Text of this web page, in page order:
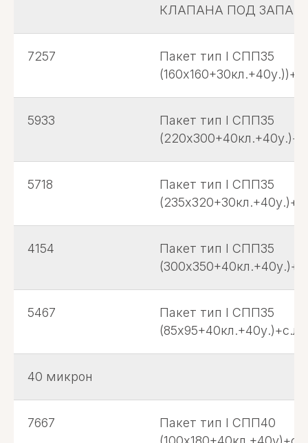
КЛАПАНА ПОД
7257
Пакет тип I СПП35
5933
Пакет тип I СПП35
5718
Пакет тип I СПП35
4154
Пакет тип I СПП35
5467
Пакет тип I СПП35
40 микрон
7667
Пакет тип I СПП40